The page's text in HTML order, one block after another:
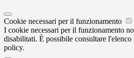
Cookie necessari per il funzionamento
I cookie necessari per il funzionamento
disabilitati. È possibile consultare
policy.